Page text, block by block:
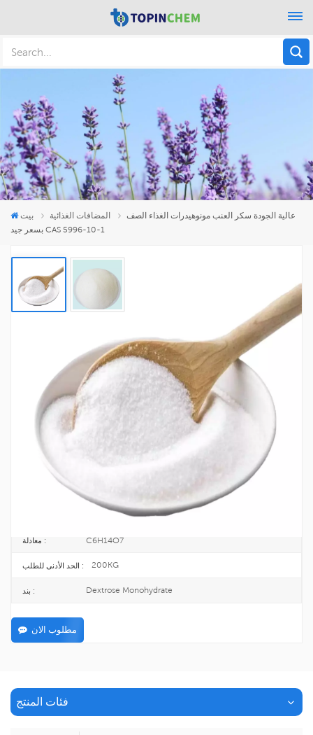
بيت المضافات الغذائية
عالية الجودة سكر العنب مونوهيدرات الغذاء الصف
بسعر جيد CAS 5996-10-1
عالية الجودة سكر العنب مونوهيدرات الغذاء
الصف بسعر جيد CAS 5996-10-1
مونوهيدرات الدكستروز هو نوع من الكريستال الأبيض السداسي الذي يستخدم النشا
611-920-2
معادلة : C6H14O7
الحد الأدنى للطلب : 200KG
بند : Dextrose Monohydrate
مطلوب الان
فئات المنتج